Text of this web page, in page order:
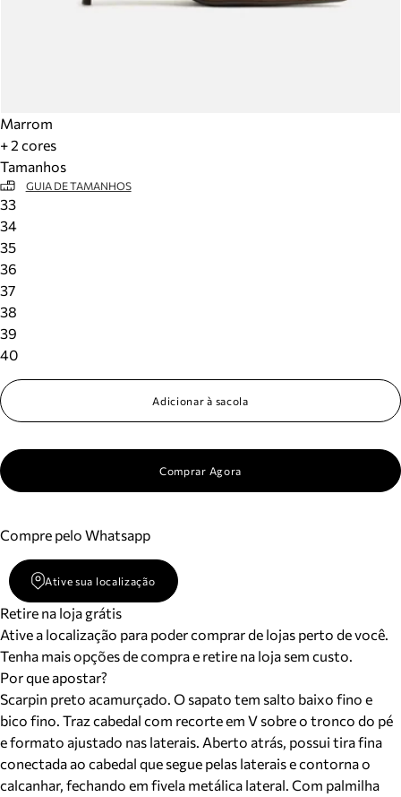
Marrom
+ 2 cores
Tamanhos
GUIA DE TAMANHOS
33
34
35
36
37
38
39
40
Adicionar à sacola
Comprar Agora
Compre pelo Whatsapp
Ative sua localização
Retire na loja grátis
Ative a localização para poder comprar de lojas perto de você.
Tenha mais opções de compra e retire na loja sem custo.
Por que apostar?
Scarpin preto acamurçado. O sapato tem salto baixo fino e
bico fino. Traz cabedal com recorte em V sobre o tronco do pé
e formato ajustado nas laterais. Aberto atrás, possui tira fina
conectada ao cabedal que segue pelas laterais e contorna o
calcanhar, fechando em fivela metálica lateral. Com palmilha